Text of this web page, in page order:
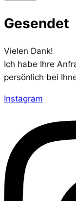
Gesendet
Vielen Dank!
Ich habe Ihre
persönlich bei
Instagram